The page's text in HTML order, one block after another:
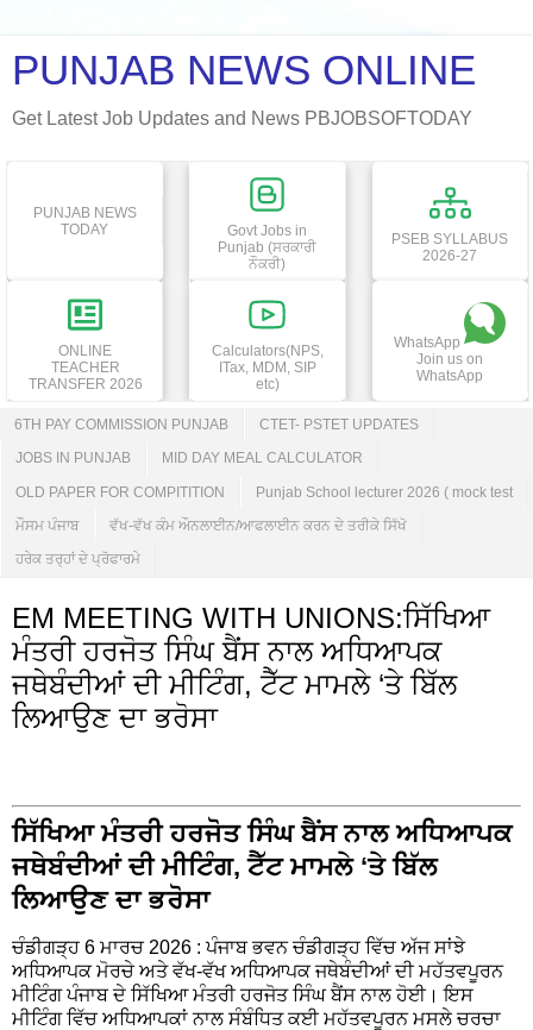
PUNJAB NEWS ONLINE
Get Latest Job Updates and News PBJOBSOFTODAY
PUNJAB NEWS
TODAY
Govt Jobs in
Punjab (ਸਰਕਾਰੀ
ਨੌਕਰੀ)
PSEB SYLLABUS
2026-27
ONLINE
TEACHER
TRANSFER 2026
Calculators(NPS,
ITax, MDM, SIP
etc)
WhatsApp
Join us on
WhatsApp
6TH PAY COMMISSION PUNJAB CTET- PSTET UPDATES
JOBS IN PUNJAB MID DAY MEAL CALCULATOR
OLD PAPER FOR COMPITITION Punjab School lecturer 2026 ( mock test
ਮੌਸਮ ਪੰਜਾਬ ਵੱਖ-ਵੱਖ ਕੰਮ ਔਨਲਾਈਨ/ਆਫਲਾਈਨ ਕਰਨ ਦੇ ਤਰੀਕੇ ਸਿੱਖੋ
ਹਰੇਕ ਤਰ੍ਹਾਂ ਦੇ ਪ੍ਰੋਫਾਰਮੇ
EM MEETING WITH UNIONS:ਸਿੱਖਿਆ
ਮੰਤਰੀ ਹਰਜੋਤ ਸਿੰਘ ਬੈਂਸ ਨਾਲ ਅਧਿਆਪਕ
ਜਥੇਬੰਦੀਆਂ ਦੀ ਮੀਟਿੰਗ, ਟੈੱਟ ਮਾਮਲੇ ‘ਤੇ ਬਿੱਲ
ਲਿਆਉਣ ਦਾ ਭਰੋਸਾ
ਸਿੱਖਿਆ ਮੰਤਰੀ ਹਰਜੋਤ ਸਿੰਘ ਬੈਂਸ ਨਾਲ ਅਧਿਆਪਕ
ਜਥੇਬੰਦੀਆਂ ਦੀ ਮੀਟਿੰਗ, ਟੈੱਟ ਮਾਮਲੇ ‘ਤੇ ਬਿੱਲ
ਲਿਆਉਣ ਦਾ ਭਰੋਸਾ
ਚੰਡੀਗੜ੍ਹ 6 ਮਾਰਚ 2026 : ਪੰਜਾਬ ਭਵਨ ਚੰਡੀਗੜ੍ਹ ਵਿੱਚ ਅੱਜ ਸਾਂਝੇ
ਅਧਿਆਪਕ ਮੋਰਚੇ ਅਤੇ ਵੱਖ-ਵੱਖ ਅਧਿਆਪਕ ਜਥੇਬੰਦੀਆਂ ਦੀ ਮਹੱਤਵਪੂਰਨ
ਮੀਟਿੰਗ ਪੰਜਾਬ ਦੇ ਸਿੱਖਿਆ ਮੰਤਰੀ ਹਰਜੋਤ ਸਿੰਘ ਬੈਂਸ ਨਾਲ ਹੋਈ। ਇਸ
ਮੀਟਿੰਗ ਵਿੱਚ ਅਧਿਆਪਕਾਂ ਨਾਲ ਸੰਬੰਧਿਤ ਕਈ ਮਹੱਤਵਪੂਰਨ ਮਸਲੇ ਚਰਚਾ